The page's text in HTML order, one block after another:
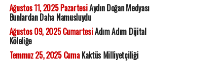
Ağustos 11, 2025 PazartesiAydın Doğan Medyası
Bunlardan Daha Namusluydu
Ağustos 09, 2025 CumartesiAdım Adım Dijital
Köleliğe
Temmuz 25, 2025 CumaKaktüs Milliyetçiliği